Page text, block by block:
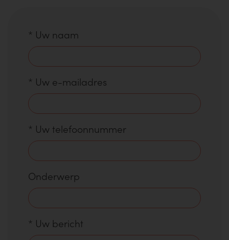
* Uw naam
* Uw e-mailadres
* Uw telefoonnummer
Onderwerp
* Uw bericht